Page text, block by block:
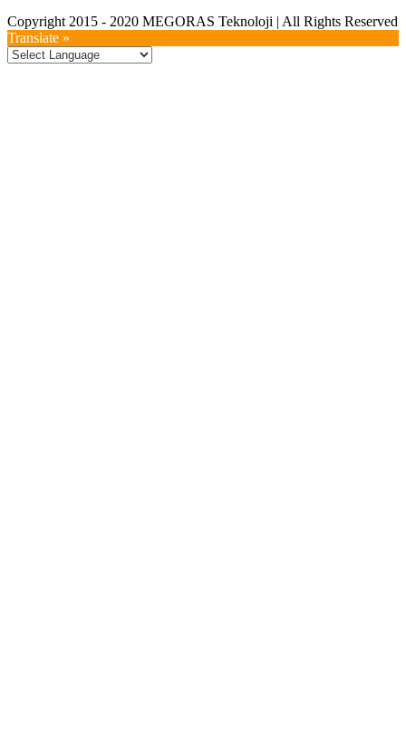
Copyright 2015 - 2020 MEGORAS Teknoloji | All Rights Reserved
YouTube
Twitter
LinkedIn
Facebook
Toggle
Sliding
Translate »